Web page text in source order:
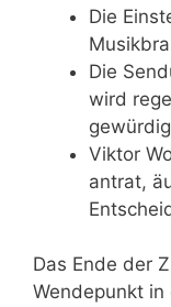
Die
Die
wird
Viktor
antrat,
Das Ende der
Wendepunkt